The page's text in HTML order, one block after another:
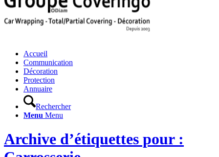
Accueil
Communication
Décoration
Protection
Annuaire
Rechercher
Menu Menu
Archive d’étiquettes pour :